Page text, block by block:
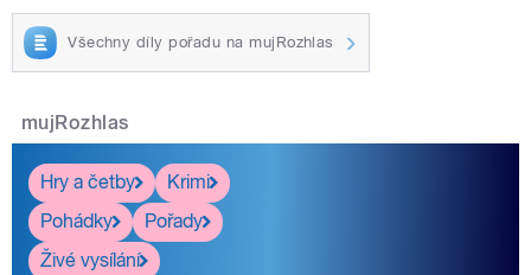
Všechny díly pořadu na mujRozhlas
mujRozhlas
Hry a četby
Krimi
Pohádky
Pořady
Živé vysílání